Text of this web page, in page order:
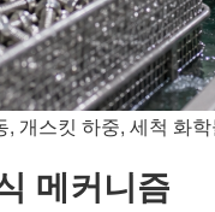
개스킷 하중, 세척 화
메커니즘